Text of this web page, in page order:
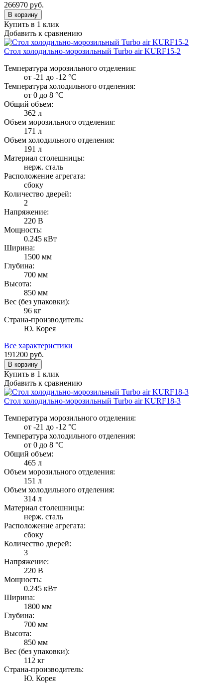
266970 руб.
В корзину
Купить в 1 клик
Добавить к сравнению
Стол холодильно-морозильный Turbo air KURF15-2
Температура морозильного отделения:
от -21 до -12 °C
Температура холодильного отделения:
от 0 до 8 °C
Общий объем:
362 л
Объем морозильного отделения:
171 л
Объем холодильного отделения:
191 л
Материал столешницы:
нерж. сталь
Расположение агрегата:
сбоку
Количество дверей:
2
Напряжение:
220 В
Мощность:
0.245 кВт
Ширина:
1500 мм
Глубина:
700 мм
Высота:
850 мм
Вес (без упаковки):
96 кг
Страна-производитель:
Ю. Корея
Все характеристики
191200 руб.
В корзину
Купить в 1 клик
Добавить к сравнению
Стол холодильно-морозильный Turbo air KURF18-3
Температура морозильного отделения:
от -21 до -12 °C
Температура холодильного отделения:
от 0 до 8 °C
Общий объем:
465 л
Объем морозильного отделения:
151 л
Объем холодильного отделения:
314 л
Материал столешницы:
нерж. сталь
Расположение агрегата:
сбоку
Количество дверей:
3
Напряжение:
220 В
Мощность:
0.245 кВт
Ширина:
1800 мм
Глубина:
700 мм
Высота:
850 мм
Вес (без упаковки):
112 кг
Страна-производитель:
Ю. Корея